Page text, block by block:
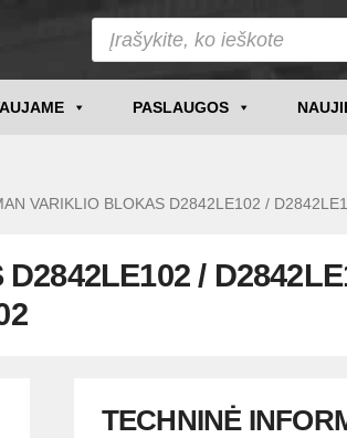
PASLAUGOS
VARIKLIO BLOKAS D2842LE102 /
/
TECHNINĖ